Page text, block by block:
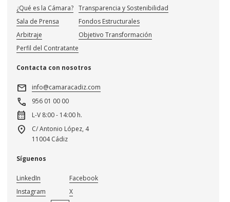
¿Qué es la Cámara?
Sala de Prensa
Arbitraje
Perfil del Contratante
Transparencia y Sostenibilidad
Fondos Estructurales
Objetivo Transformación
Contacta con nosotros
mail info@camaracadiz.com
call 956 01 00 00
calendar_month L-V 8:00 - 14:00 h.
location_on
C/ Antonio López, 4
11004 Cádiz
Síguenos
LinkedIn
Instagram
Facebook
X